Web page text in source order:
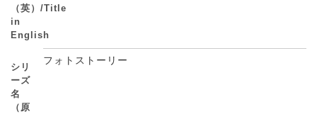
（英）/Title
in
English
シリ
ーズ
名
（原
フォトストーリー